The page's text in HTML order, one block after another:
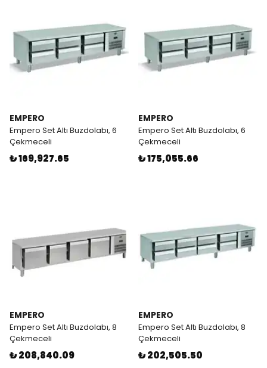
EMPERO
Empero Set Altı Buzdolabı, 6
Çekmeceli
₺ 169,927.65
EMPERO
Empero Set Altı Buzdolabı, 6
Çekmeceli
₺ 175,055.66
EMPERO
Empero Set Altı Buzdolabı, 8
Çekmeceli
₺ 208,840.09
EMPERO
Empero Set Altı Buzdolabı, 8
Çekmeceli
₺ 202,505.50